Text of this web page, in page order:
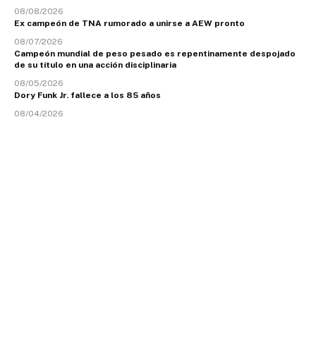
08/08/2026
Ex campeón de TNA rumorado a unirse a AEW pronto
08/07/2026
Campeón mundial de peso pesado es repentinamente despojado
de su título en una acción disciplinaria
08/05/2026
Dory Funk Jr. fallece a los 85 años
08/04/2026